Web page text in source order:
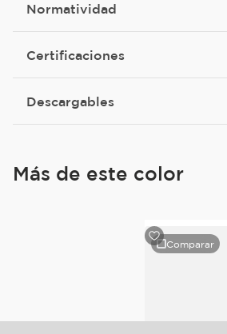
Normatividad
Certificaciones
Descargables
Más de este color
Comparar